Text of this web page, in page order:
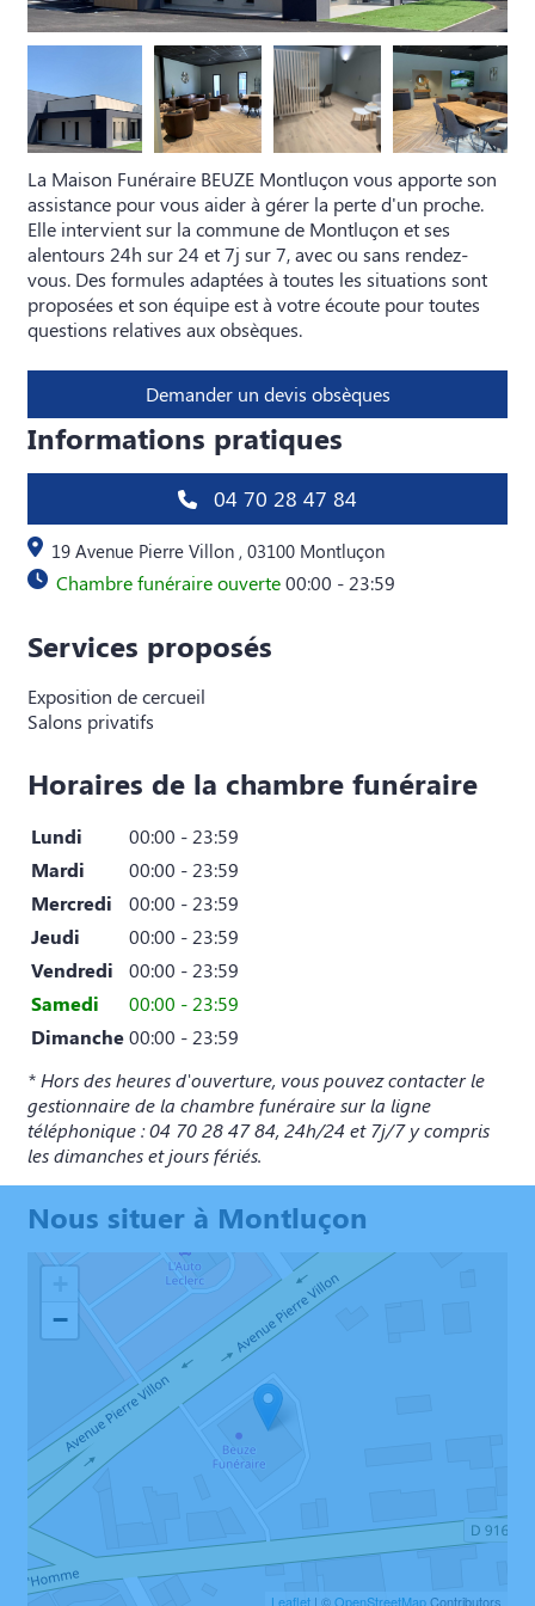
La Maison Funéraire BEUZE Montluçon vous apporte son
assistance pour vous aider à gérer la perte d'un proche.
Elle intervient sur la commune de Montluçon et ses
alentours 24h sur 24 et 7j sur 7, avec ou sans rendez-
vous. Des formules adaptées à toutes les situations sont
proposées et son équipe est à votre écoute pour toutes
questions relatives aux obsèques.
Demander un devis obsèques
Informations pratiques
04 70 28 47 84
19 Avenue Pierre Villon , 03100 Montluçon
Chambre funéraire ouverte00:00 - 23:59
Services proposés
Exposition de cercueil
Salons privatifs
Horaires de la chambre funéraire
Lundi
00:00 - 23:59
Mardi
00:00 - 23:59
Mercredi
00:00 - 23:59
Jeudi
00:00 - 23:59
Vendredi
00:00 - 23:59
Samedi
00:00 - 23:59
Dimanche 00:00 - 23:59
* Hors des heures d'ouverture, vous pouvez contacter le
gestionnaire de la chambre funéraire sur la ligne
téléphonique : 04 70 28 47 84, 24h/24 et 7j/7 y compris
les dimanches et jours fériés.
Nous situer à Montluçon
−
Leaflet| ©OpenStreetMapContributors